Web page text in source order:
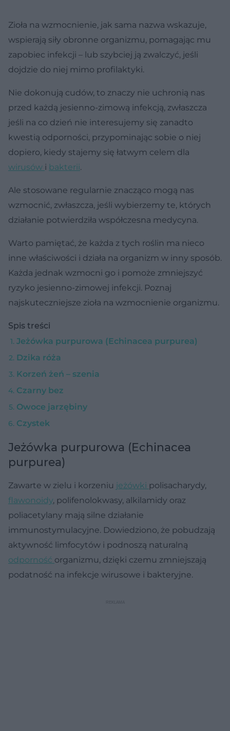
Zioła na wzmocnienie, jak sama nazwa wskazuje,
wspierają siły obronne organizmu, pomagając mu
zapobiec infekcji – lub szybciej ją zwalczyć, jeśli
dojdzie do niej mimo profilaktyki.
Nie dokonują cudów, to znaczy nie uchronią nas
przed każdą jesienno-zimową infekcją, zwłaszcza
jeśli na co dzień nie interesujemy się zanadto
kwestią odporności, przypominając sobie o niej
dopiero, kiedy stajemy się łatwym celem dla
wirusów i bakterii.
Ale stosowane regularnie znacząco mogą nas
wzmocnić, zwłaszcza, jeśli wybierzemy te, których
działanie potwierdziła współczesna medycyna.
Warto pamiętać, że każda z tych roślin ma nieco
inne właściwości i działa na organizm w inny sposób.
Każda jednak wzmocni go i pomoże zmniejszyć
ryzyko jesienno-zimowej infekcji. Poznaj
najskuteczniejsze zioła na wzmocnienie organizmu.
Spis treści
Jeżówka purpurowa (Echinacea purpurea)
Dzika róża
Korzeń żeń – szenia
Czarny bez
Owoce jarzębiny
Czystek
Jeżówka purpurowa (Echinacea
purpurea)
Zawarte w zielu i korzeniu jeżówki polisacharydy,
flawonoidy, polifenolokwasy, alkilamidy oraz
poliacetylany mają silne działanie
immunostymulacyjne. Dowiedziono, że pobudzają
aktywność limfocytów i podnoszą naturalną
odporność organizmu, dzięki czemu zmniejszają
podatność na infekcje wirusowe i bakteryjne.